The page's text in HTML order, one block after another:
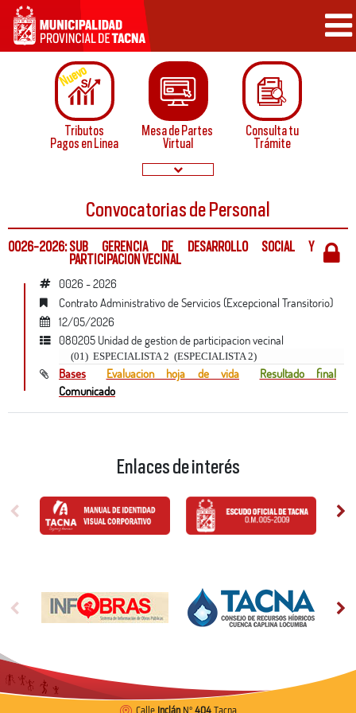
Nuevo
Tributos
Pagos en Linea
Mesa de Partes
Virtual
Consulta tu
Trámite
Convocatorias
Papeletas de
Infraccion
Normatividad
Buzón de
Sugerencias
en linea
Convocatorias de Personal
0026-2026:SUB GERENCIA DE DESARROLLO SOCIAL Y
PARTICIPACION VECINAL
0026 - 2026
Contrato Administrativo de Servicios (Excepcional Transitorio)
12/05/2026
080205 unidad de gestion de participacion vecinal
(01) ESPECIALISTA 2 ( ESPECIALISTA 2)
Bases Evaluacion hoja de vida
Resultado final
Comunicado
Enlaces de interés